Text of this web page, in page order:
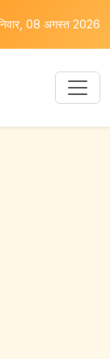
08 अगस्त 2026